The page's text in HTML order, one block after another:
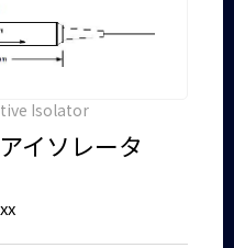
Isolator
イソレータ